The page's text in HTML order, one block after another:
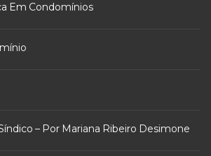
Em Condomínios
– Por Mariana Ribeiro Desimone